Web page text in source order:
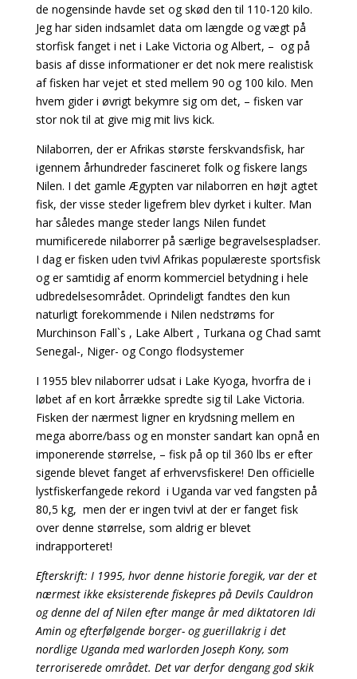
de nogensinde havde set og skød den til 110-120 kilo.
Jeg har siden indsamlet data om længde og vægt på
storfisk fanget i net i Lake Victoria og Albert, – og på
basis af disse informationer er det nok mere realistisk
af fisken har vejet et sted mellem 90 og 100 kilo. Men
hvem gider i øvrigt bekymre sig om det, – fisken var
stor nok til at give mig mit livs kick.
Nilaborren, der er Afrikas største ferskvandsfisk, har
igennem århundreder fascineret folk og fiskere langs
Nilen. I det gamle Ægypten var nilaborren en højt agtet
fisk, der visse steder ligefrem blev dyrket i kulter. Man
har således mange steder langs Nilen fundet
mumificerede nilaborrer på særlige begravelsespladser.
I dag er fisken uden tvivl Afrikas populæreste sportsfisk
og er samtidig af enorm kommerciel betydning i hele
udbredelsesområdet. Oprindeligt fandtes den kun
naturligt forekommende i Nilen nedstrøms for
Murchinson Fall`s , Lake Albert , Turkana og Chad samt
Senegal-, Niger- og Congo flodsystemer
I 1955 blev nilaborrer udsat i Lake Kyoga, hvorfra de i
løbet af en kort årrække spredte sig til Lake Victoria.
Fisken der nærmest ligner en krydsning mellem en
mega aborre/bass og en monster sandart kan opnå en
imponerende størrelse, – fisk på op til 360 lbs er efter
sigende blevet fanget af erhvervsfiskere! Den officielle
lystfiskerfangede rekord i Uganda var ved fangsten på
80,5 kg, men der er ingen tvivl at der er fanget fisk
over denne størrelse, som aldrig er blevet
indrapporteret!
Efterskrift: I 1995, hvor denne historie foregik, var der et
nærmest ikke eksisterende fiskepres på Devils Cauldron
og denne del af Nilen efter mange år med diktatoren Idi
Amin og efterfølgende borger- og guerillakrig i det
nordlige Uganda med warlorden Joseph Kony, som
terroriserede området. Det var derfor dengang god skik